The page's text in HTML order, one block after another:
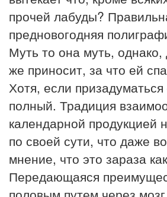
прочей лабуды?
предновогодняя
Муть то она муть, однако,
же приносит, за что ей
Хотя, если
полный. Традиция
календарной продукцией
по своей сути, что даже
мнение, что это зараза
Передающаяся